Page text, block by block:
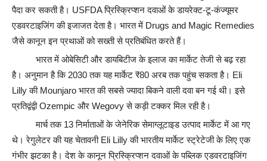
पैदा कर सकती है। USFDA प्रिस्क्रिप्शन दवाओं के डायरेक्ट-टू-कंज्यूमर
एडवरटाइजिंग की इजाजत देता है। भारत में Drugs and Magic Remedies
जैसे कानून इन प्रथाओं को सख्ती से प्रतिबंधित करते हैं।
भारत में ओबेसिटी और डायबिटीज के इलाज का मार्केट तेजी से बढ़ रहा
है। अनुमान है कि 2030 तक यह मार्केट ₹80 अरब तक पहुंच सकता है। Eli
Lilly की Mounjaro भारत की सबसे ज्यादा बिकने वाली दवा बन गई थी। इसे
प्रतिद्वंद्वी Ozempic और Wegovy से कड़ी टक्कर मिल रही है।
मार्च तक 13 निर्माताओं के जेनेरिक सेमाग्लूटाइड उत्पाद मार्केट में आ गए
थे। रेगुलेटर की यह चेतावनी Eli Lilly की भारतीय मार्केट स्ट्रेटेजी के लिए एक
गंभीर झटका है। देश के कानून प्रिस्क्रिप्शन दवाओं के पब्लिक एडवरटाइजिंग